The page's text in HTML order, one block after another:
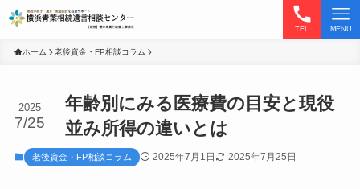
TEL MENU
ホーム 老後資金・FP相談コラム
年齢別にみる医療費の目安と現役
並み所得の違いとは
2025
7/25
老後資金・FP相談コラム 2025年7月1日 2025年7月25日